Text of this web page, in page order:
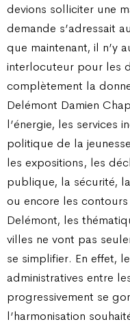
devions solliciter une
demande s’adressait
que maintenant, il n’y
interlocuteur pour les
complètement la
Delémont Damien
l’énergie, les services
politique de la
les expositions, les
publique, la sécurité,
ou encore les
Delémont, les
villes ne vont pas
se simplifier. En effet,
administratives entre
progressivement se
l’harmonisation